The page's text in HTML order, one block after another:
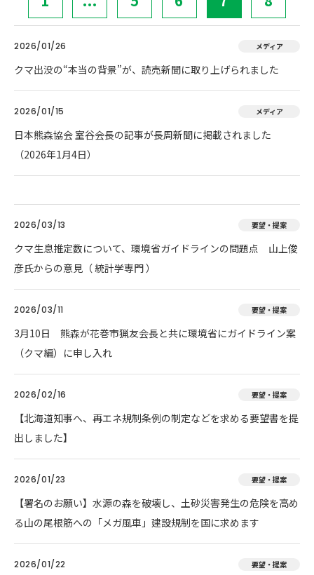
2026/01/26 メディア
クマ出没の“本当の背景”が、読売新聞に取り上げられました
2026/01/15 メディア
日本熊森協会 室谷会長の記事が長周新聞に掲載されました
（2026年1月4日）
2026/03/13 要望・提案
クマ生息推定数について、環境省ガイドラインの問題点 山上俊
彦氏からの意見（ 統計学専門 ）
2026/03/11 要望・提案
3月10日 熊森が花巻市猟友会長と共に環境省にガイドライン案
（クマ編）に申し入れ
2026/02/16 要望・提案
【北海道知事へ、再エネ規制条例の制定などを求める要望書を提
出しました】
2026/01/23 要望・提案
【署名のお願い】水源の森を破壊し、土砂災害発生の危険を高め
る山の尾根筋への「メガ風車」建設規制を国に求めます
2026/01/22 要望・提案